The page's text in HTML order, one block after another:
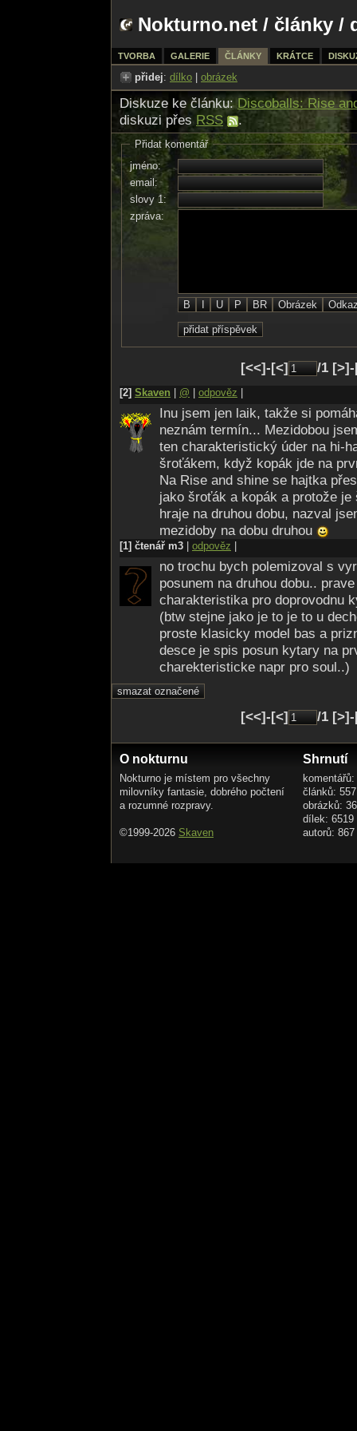
Nokturno.net / články /
TVORBA GALERIE ČLÁNKY KRÁTCE
přidej: dílko obrázek
Diskuze ke článku: Discoballs: Rise
diskuzi přes RSS .
Přidat komentář
jméno:
email:
slovy 1:
zpráva:
[<<]-[<] /1
[2] Skaven @ odpověz
Inu jsem jen laik, takže si
neznám termín... Mezidobou
ten charakteristický úder na hi-
šroťákem, když kopák jde na
Na Rise and shine se hajtka
jako šroťák a kopák a protože
hraje na druhou dobu, nazval
mezidoby na dobu druhou
[1] čtenář m3 odpověz
no trochu bych polemizoval s
posunem na druhou dobu..
charakteristika pro doprovodnu
(btw stejne jako je to je to u
proste klasicky model bas a
desce je spis posun kytary na
charekteristicke napr pro soul..)
[<<]-[<] /1
O nokturnu
Nokturno je místem pro všechny
milovníky fantasie, dobrého počtení
a rozumné rozpravy.
©1999-2026 Skaven
Shrnutí
článků: 557
obrázků:
dílek: 6519
autorů: 867